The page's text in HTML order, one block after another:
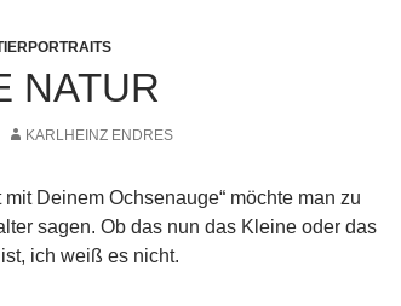
NATUR
KARLHEINZ ENDRES
mit Deinem Ochsenauge“ möchte man zu
sagen. Ob das nun das Kleine oder das
ich weiß es nicht.